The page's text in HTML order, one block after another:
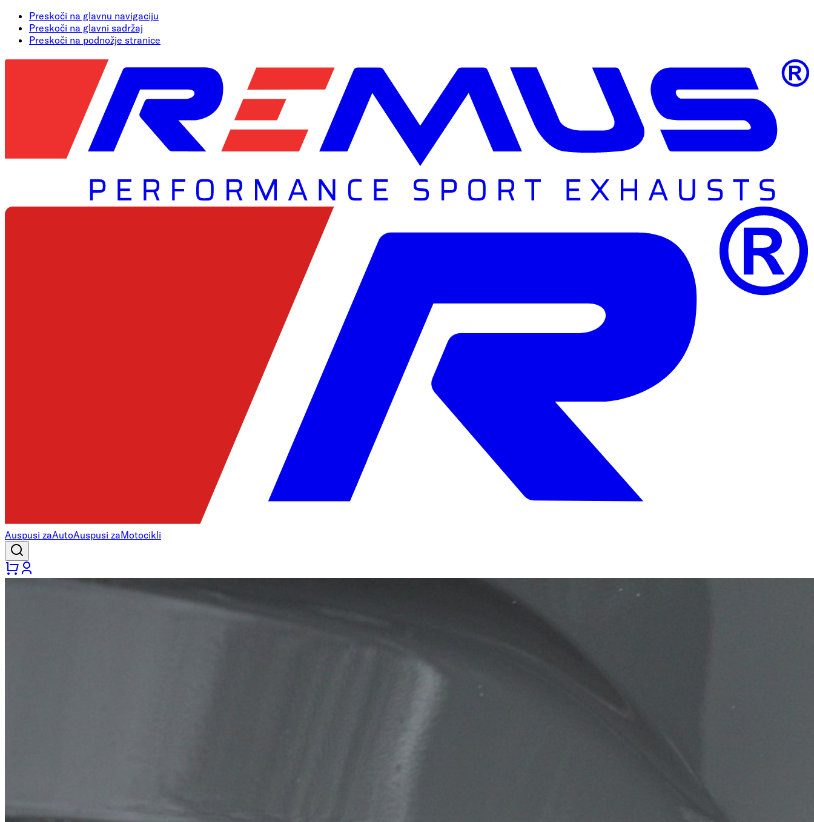
Preskoči na glavnu navigaciju
Preskoči na glavni sadržaj
Preskoči na podnožje stranice
Auspusi zaAutoAuspusi zaMotocikli